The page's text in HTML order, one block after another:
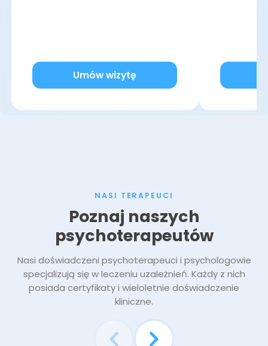
Umów wizytę
NASI TERAPEUCI
Poznaj naszych
psychoterapeutów
Nasi doświadczeni psychoterapeuci i psychologowie
specjalizują się w leczeniu uzależnień. Każdy z nich
posiada certyfikaty i wieloletnie doświadczenie
kliniczne.